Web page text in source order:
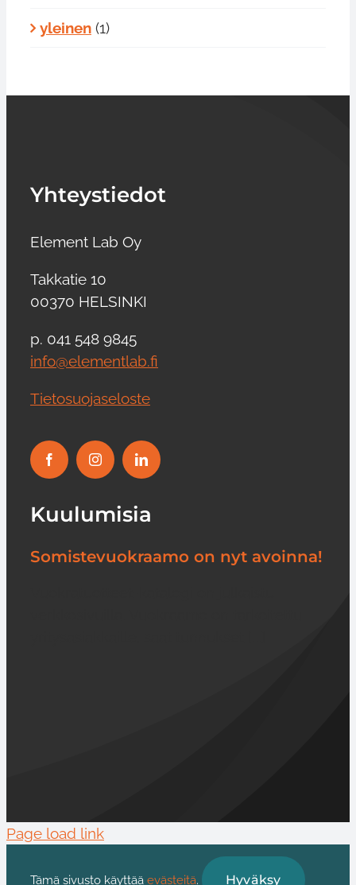
yleinen (1)
Yhteystiedot
Element Lab Oy
Takkatie 10
00370 HELSINKI
p. 041 548 9845
info@elementlab.fi
Tietosuojaseloste
Kuulumisia
Somistevuokraamo on nyt avoinna!
Page load link
Tämä sivusto käyttää evästeitä. Hyväksy